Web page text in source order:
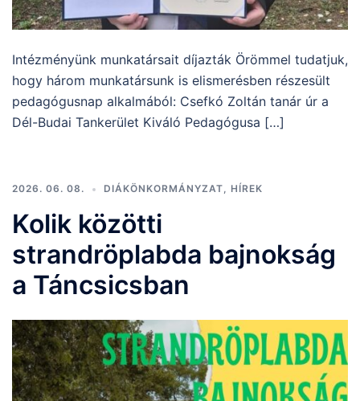
Intézményünk munkatársait díjazták Örömmel tudatjuk,
hogy három munkatársunk is elismerésben részesült
pedagógusnap alkalmából: Csefkó Zoltán tanár úr a
Dél-Budai Tankerület Kiváló Pedagógusa […]
2026. 06. 08. DIÁKÖNKORMÁNYZAT, HÍREK
Kolik közötti
strandröplabda bajnokság
a Táncsicsban